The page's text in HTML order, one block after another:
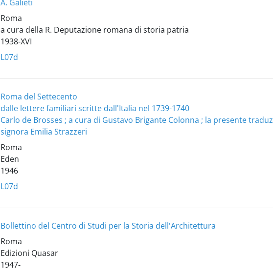
A. Galieti
Roma
a cura della R. Deputazione romana di storia patria
1938-XVI
L07d
Roma del Settecento
dalle lettere familiari scritte dall'Italia nel 1739-1740
Carlo de Brosses ; a cura di Gustavo Brigante Colonna ; la presente
signora Emilia Strazzeri
Roma
Eden
1946
L07d
Bollettino del Centro di Studi per la Storia dell'Architettura
Roma
Edizioni Quasar
1947-